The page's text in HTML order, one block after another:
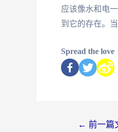
应该像水和电
到它的存在。
Spread the love
← 前一篇